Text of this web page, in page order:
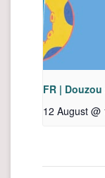
FR |
12 August @